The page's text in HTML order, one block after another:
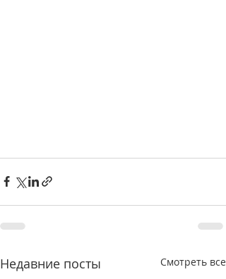
Недавние посты Смотреть все